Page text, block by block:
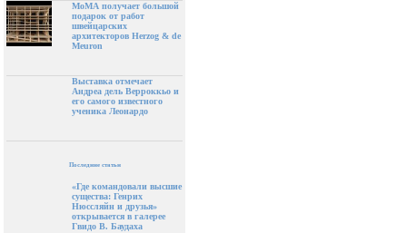
МоМА получает большой
подарок от работ
швейцарских
архитекторов Herzog & de
Meuron
Выставка отмечает
Андреа дель Верроккьо и
его самого известного
ученика Леонардо
Последние статьи
«Где командовали высшие
существа: Генрих
Нюссляйн и друзья»
открывается в галерее
Гвидо В. Баудаха